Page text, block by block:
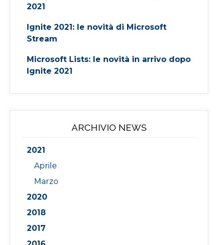
2021
Ignite 2021: le novità di Microsoft
Stream
Microsoft Lists: le novità in arrivo dopo
Ignite 2021
ARCHIVIO NEWS
2021
Aprile
Marzo
2020
2018
2017